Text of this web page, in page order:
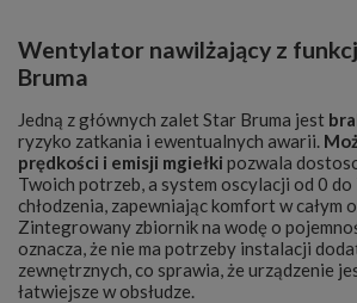
Wentylator nawilżający z
Bruma
Jedną z głównych zalet Star Bruma jest
ryzyko zatkania i ewentualnych awarii.
prędkości i emisji mgiełki pozwala
Twoich potrzeb, a system oscylacji od 0
chłodzenia, zapewniając komfort w całym
Zintegrowany zbiornik na wodę o
oznacza, że nie ma potrzeby instalacji
zewnętrznych, co sprawia, że urządzenie
łatwiejsze w obsłudze.